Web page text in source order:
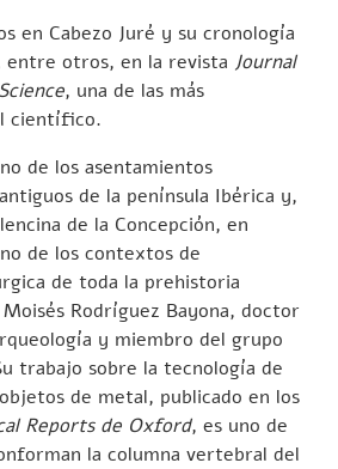
en Cabezo Juré y su cronología
entre otros, en la revista Journal
, una de las más
científico.
de los asentamientos
de la península Ibérica y,
de la Concepción, en
de los contextos de
de toda la prehistoria
Rodríguez Bayona, doctor
y miembro del grupo
trabajo sobre la tecnología de
de metal, publicado en los
Reports de Oxford, es uno de
la columna vertebral del